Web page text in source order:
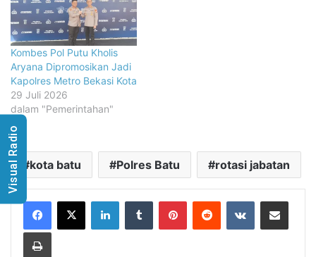
Kombes Pol Putu Kholis
Aryana Dipromosikan Jadi
Kapolres Metro Bekasi Kota
29 Juli 2026
dalam "Pemerintahan"
kota batu Polres Batu rotasi jabatan
LinkedInTumblr PinterestReddit VKontakteShare via Email
Print
Visual Radio